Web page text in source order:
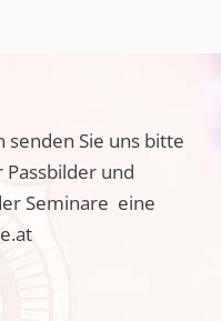
Sie uns bitte
und
Seminare eine